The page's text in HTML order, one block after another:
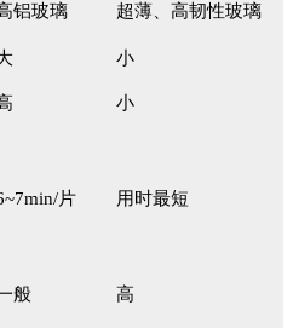
铝玻璃 超薄、高韧性玻璃
小
小
片 用时最短
般 高